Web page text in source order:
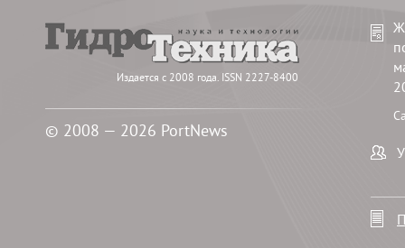
Издается с 2008 года. ISSN 2227-8400
© 2008 — 2026 PortNews